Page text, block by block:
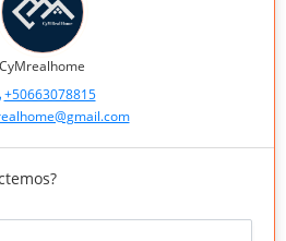
CyMrealhome
+50663078815